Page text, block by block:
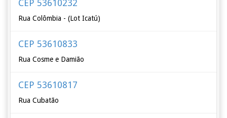
CEP 53610232
Rua Colômbia - (Lot Icatú)
CEP 53610833
Rua Cosme e Damião
CEP 53610817
Rua Cubatão